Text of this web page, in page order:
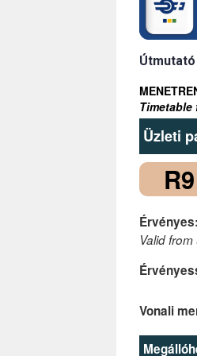
Üzleti
R9
Valid
Vonali